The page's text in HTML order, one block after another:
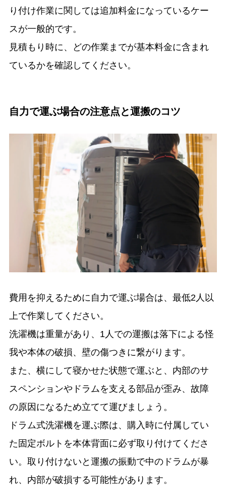
り付け作業に関しては追加料金になっているケー
スが一般的です。
見積もり時に、どの作業までが基本料金に含まれ
ているかを確認してください。
自力で運ぶ場合の注意点と運搬のコツ
費用を抑えるために自力で運ぶ場合は、最低2人以
上で作業してください。
洗濯機は重量があり、1人での運搬は落下による怪
我や本体の破損、壁の傷つきに繋がります。
また、横にして寝かせた状態で運ぶと、内部のサ
スペンションやドラムを支える部品が歪み、故障
の原因になるため立てて運びましょう。
ドラム式洗濯機を運ぶ際は、購入時に付属してい
た固定ボルトを本体背面に必ず取り付けてくださ
い。取り付けないと運搬の振動で中のドラムが暴
れ、内部が破損する可能性があります。